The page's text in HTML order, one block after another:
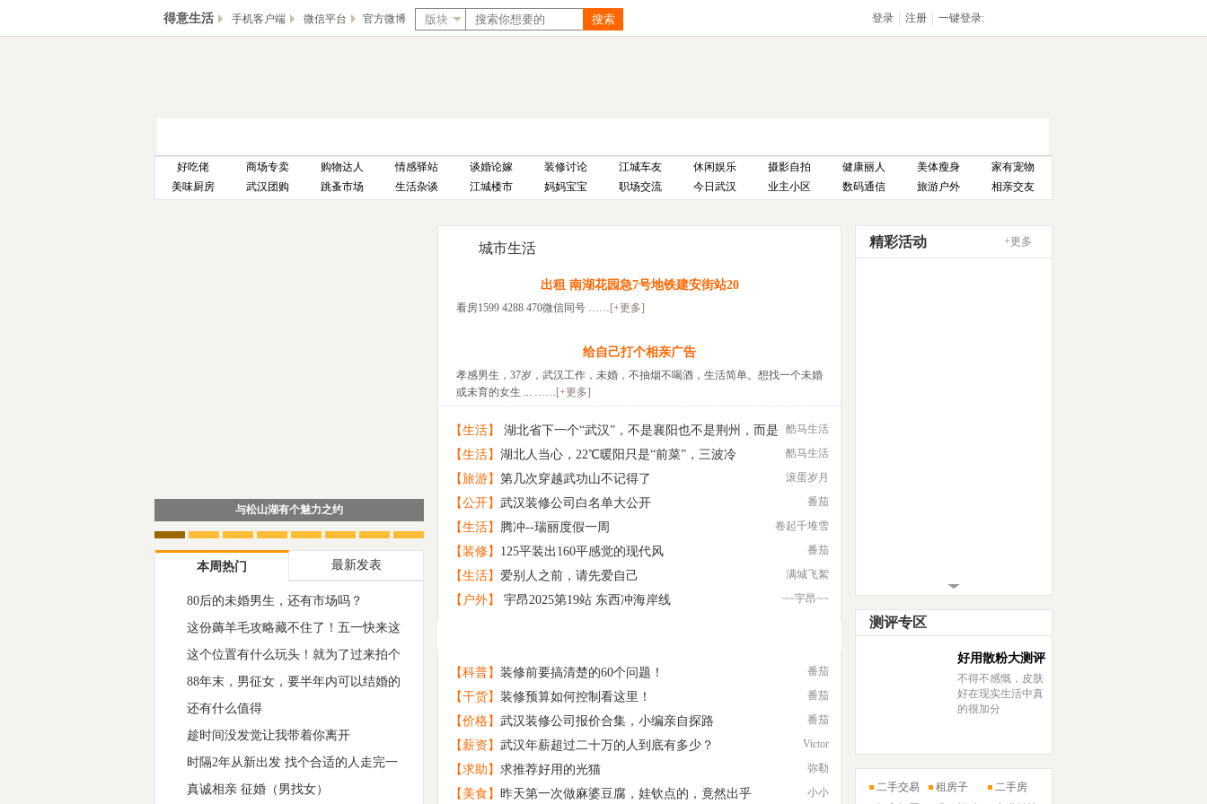
得意生活 手机客户端 微信平台 官方微博 版块 搜索 登录 | 注册 | 一键登录:
好吃佬
商场专卖 购物达人 情感驿站 谈婚论嫁 装修讨论 江城车友 休闲娱乐 摄影自拍 健康丽人 美体瘦身
家有宠物
美味厨房
武汉团购 跳蚤市场 生活杂谈 江城楼市 妈妈宝宝 职场交流 今日武汉 业主小区 数码通信 旅游户外 相亲交友
与松山湖有个魅力之约
本周热门 最新发表
80后的未婚男生，还有市场吗？
这份薅羊毛攻略藏不住了！五一快来这
里“原这个位置有什么玩头！就为了过来拍个
88年末，男征女，要半年内可以结婚的
还有什么值得
趁时间没发觉让我带着你离开
时隔2年从新出发 找个合适的人走完一
真诚相亲 征婚（男找女）
给自己打个相亲广告
找旅游搭子
原创 禅虚梦
校园恋爱出真爱 再加个初恋就是王炸
原创 浓碧禅堂
城市生活
出租 南湖花园急7号地铁建安街站20
看房1599 4288 470微信同号 …… [+更多]
给自己打个相亲广告
孝感男生，37岁，武汉工作，未婚，不抽烟不喝酒，生活简单。想找一个未婚
或未育的女生 ... …… [+更多]
酷马生活
【生活】
湖北省下一个“武汉”，不是襄阳也不是荆州，而是
这座低调的城市
酷马生活
【生活】 湖北人当心，22℃暖阳只是“前菜”，三波冷
滚蛋岁月
【旅游】 第几次穿越武功山不记得了
番茄
【公开】 武汉装修公司白名单大公开
卷起千堆雪
【生活】 腾冲--瑞丽度假一周
番茄
【装修】 125平装出160平感觉的现代风
满城飞絮
【生活】 爱别人之前，请先爱自己
~~宇昂~~
【户外】 宇昂2025第19站 东西冲海岸线
番茄
【科普】 装修前要搞清楚的60个问题！
番茄
【干货】 装修预算如何控制看这里！
番茄
【价格】 武汉装修公司报价合集，小编亲自探路
Victor
【薪资】 武汉年薪超过二十万的人到底有多少？
弥勒
【求助】 求推荐好用的光猫
小小
【美食】 昨天第一次做麻婆豆腐，娃钦点的，竟然出乎
精彩活动 +更多
测评专区
好用散粉大测评
不得不感慨，皮肤
好在现实生活中真
的很加分
二手交易 租房子
二手房